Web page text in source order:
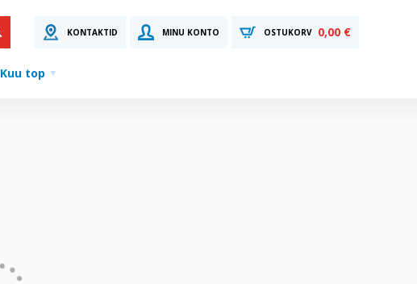
KONTAKTID MINU KONTO OSTUKORV 0,00 €
Kuu top